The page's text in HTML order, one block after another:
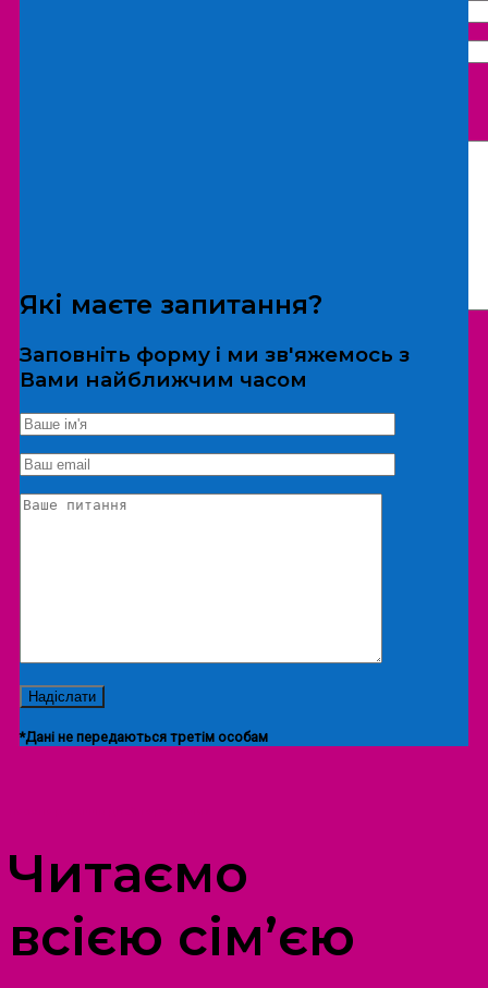
*Дані не передаються третім особам
Екскурсія/локація
Які маєте запитання?
Заповніть форму і ми зв'яжемось з
Вами найближчим часом
*Дані не передаються третім особам
Читаємо
всією сім’єю